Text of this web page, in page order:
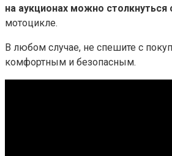
на аукционах можно
мотоцикле.​
В любом случае, не спешите с
комфортным и безопасным.